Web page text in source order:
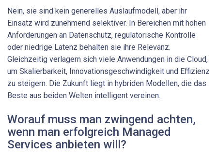
Nein, sie sind kein generelles Auslaufmodell, aber ihr
Einsatz wird ­zunehmend selektiver. In Bereichen mit hohen
Anforderungen an Datenschutz, regulatorische Kontrolle
oder niedrige Latenz behalten sie ihre Relevanz.
Gleichzeitig verlagern sich viele Anwendungen in die Cloud,
um Skalierbarkeit, Innovationsgeschwindigkeit und Effizienz
zu steigern. Die Zukunft liegt in hybriden Modellen, die das
Beste aus beiden Welten intelligent vereinen.
Worauf muss man zwingend achten,
wenn man erfolgreich Managed
Services anbieten will?